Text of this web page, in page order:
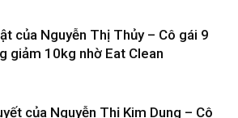
của Nguyễn Thị Thủy – Cô gái 9
giảm 10kg nhờ Eat Clean
của Nguyễn Thị Kim Dung – Cô